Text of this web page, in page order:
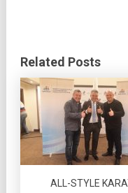
Related Posts
ALL-STYLE